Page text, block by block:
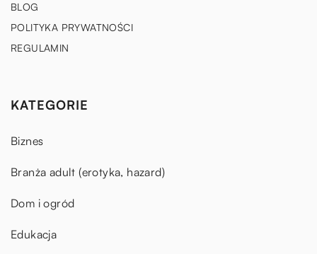
BLOG
POLITYKA PRYWATNOŚCI
REGULAMIN
KATEGORIE
Biznes
Branża adult (erotyka, hazard)
Dom i ogród
Edukacja